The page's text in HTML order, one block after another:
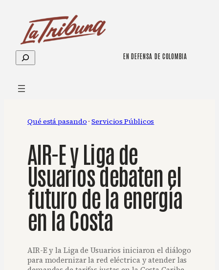
contenido
Buscar EN DEFENSA DE COLOMBIA
Qué está pasando · Servicios Públicos
AIR-E y Liga de
Usuarios debaten el
futuro de la energía
en la Costa
AIR-E y la Liga de Usuarios iniciaron el diálogo
para modernizar la red eléctrica y atender las